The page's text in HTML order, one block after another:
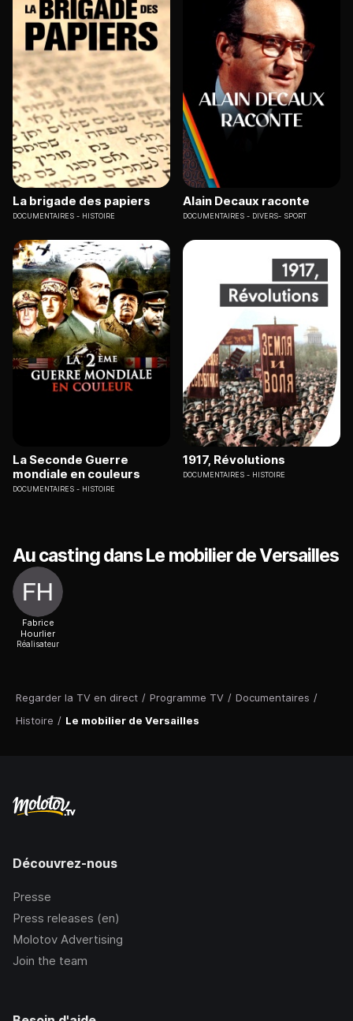
Regarder la TV en direct / Programme TV / Documentaires /
Histoire / Le mobilier de Versailles
La brigade des papiers
DOCUMENTAIRES HISTOIRE
Alain Decaux raconte
DOCUMENTAIRES DIVERS- SPORT
La Seconde Guerre
mondiale en couleurs
DOCUMENTAIRES HISTOIRE
1917, Révolutions
DOCUMENTAIRES HISTOIRE
Au casting dans Le mobilier de Versailles
Fabrice
Hourlier
Réalisateur
Découvrez-nous
Presse
Press releases (en)
Molotov Advertising
Join the team